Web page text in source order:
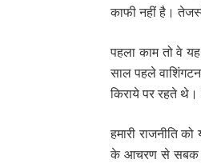
काफी नहीं है।
पहला काम तो वे
साल पहले
किराये पर रहते थे।
हमारी राजनीति
के आचरण से सबक